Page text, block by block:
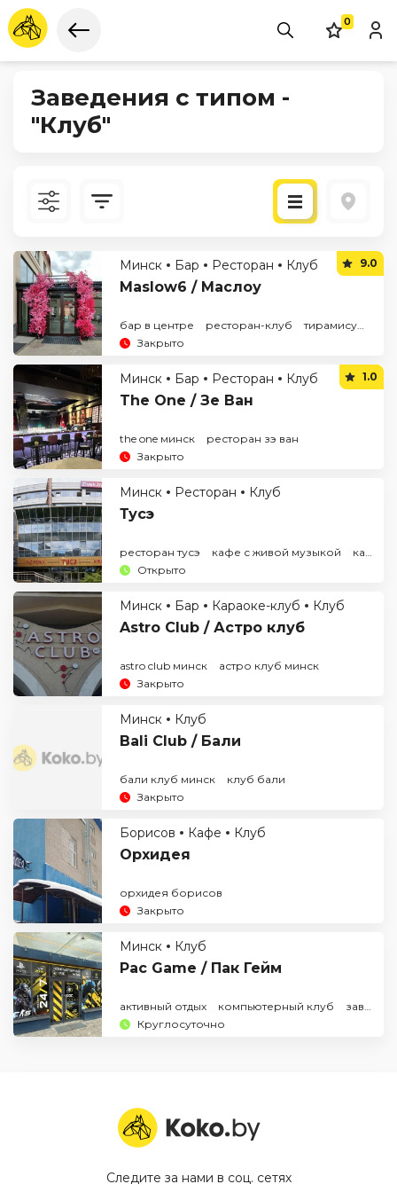
0
Заведения с типом -
"Клуб"
По рейтингуМинск Бар Ресторан Клуб
Maslow6 / Маслоу
9.0
бар в центре ресторан-клуб тирамису
Закрыто
Минск Бар Ресторан Клуб
The One / Зе Ван
1.0
the one минск
ресторан зэ ван
Закрыто
Минск Ресторан Клуб
Тусэ
ресторан тусэ кафе с живой музыкой
кафе с террасой
Открыто
Минск Бар Караоке-клуб Клуб
Astro Club / Астро клуб
astro club минск
астро клуб минск
Закрыто
Минск Клуб
Bali Club / Бали
бали клуб минск
клуб бали
Закрыто
Борисов Кафе Клуб
Орхидея
орхидея борисов
Закрыто
Минск Клуб
Pac Game / Пак Гейм
активный отдых компьютерный клуб
заведения минск мира
Круглосуточно
Следите за нами в соц. сетях